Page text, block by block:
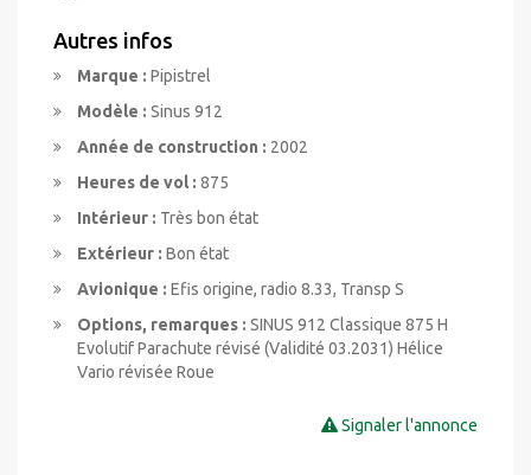
Autres infos
Marque : Pipistrel
Modèle : Sinus 912
Année de construction : 2002
Heures de vol : 875
Intérieur : Très bon état
Extérieur : Bon état
Avionique : Efis origine, radio 8.33, Transp S
Options, remarques : SINUS 912 Classique 875 H
Evolutif Parachute révisé (Validité 03.2031) Hélice
Vario révisée Roue
Signaler l'annonce